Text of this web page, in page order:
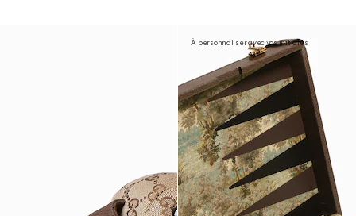
À personnaliser avec vos initiales